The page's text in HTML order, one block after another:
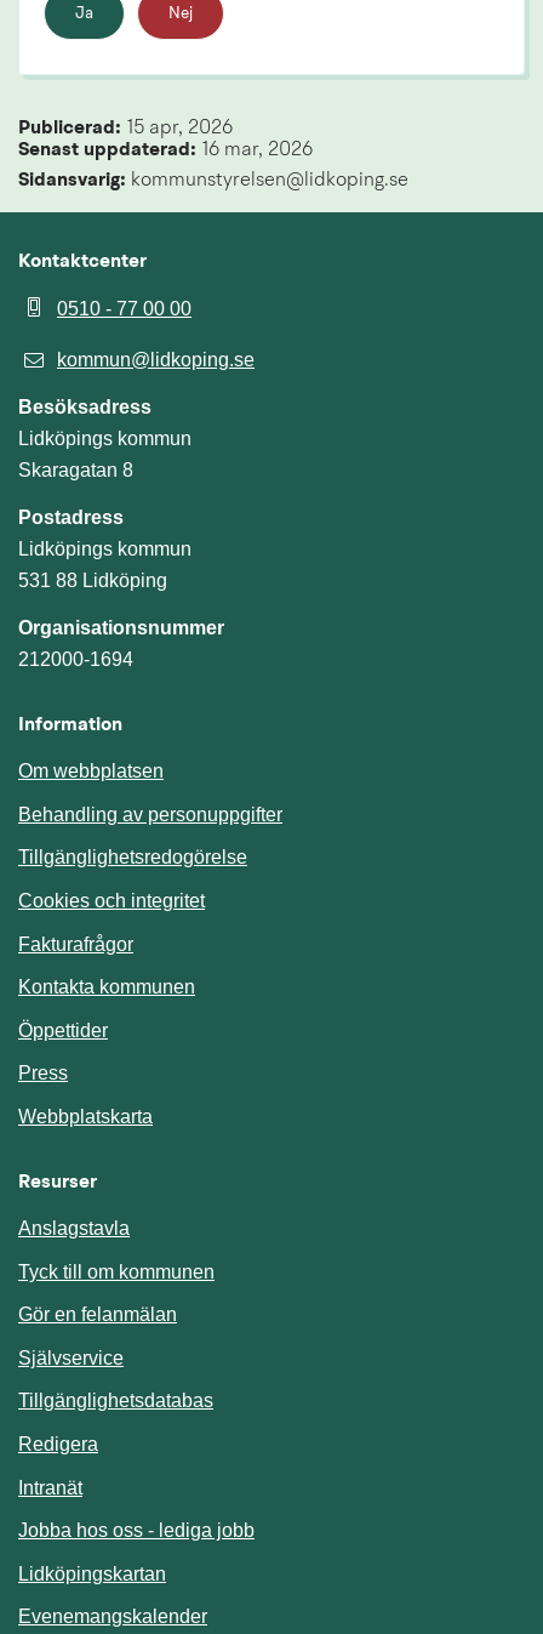
Ja Nej
Publicerad:
15 apr, 2026
Senast uppdaterad:
16 mar, 2026
Sidansvarig: kommunstyrelsen@lidkoping.se
Kontaktcenter
0510 - 77 00 00
kommun@lidkoping.se
Besöksadress
Lidköpings kommun
Skaragatan 8
Postadress
Lidköpings kommun
531 88 Lidköping
Organisationsnummer
212000-1694
Information
Om webbplatsen
Behandling av personuppgifter
Tillgänglighetsredogörelse
Cookies och integritet
Fakturafrågor
Kontakta kommunen
Öppettider
Press
Webbplatskarta
Resurser
Anslagstavla
Tyck till om kommunen
Gör en felanmälan
SjälvserviceLänk till annan webbplats.
TillgänglighetsdatabasLänk till annan webbplats.
Redigera
IntranätLänk till annan webbplats.
Jobba hos oss - lediga jobb
Lidköpingskartan
EvenemangskalenderLänk till annan webbplats.